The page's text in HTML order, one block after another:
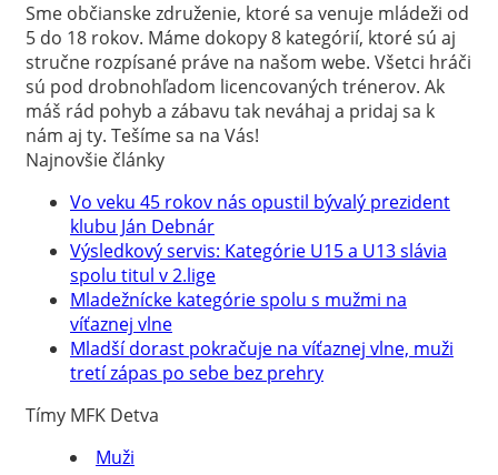
Sme občianske združenie, ktoré sa venuje mládeži od
5 do 18 rokov. Máme dokopy 8 kategórií, ktoré sú aj
stručne rozpísané práve na našom webe. Všetci hráči
sú pod drobnohľadom licencovaných trénerov. Ak
máš rád pohyb a zábavu tak neváhaj a pridaj sa k
nám aj ty. Tešíme sa na Vás!
Najnovšie články
Vo veku 45 rokov nás opustil bývalý prezident
klubu Ján Debnár
Výsledkový servis: Kategórie U15 a U13 slávia
spolu titul v 2.lige
Mladežnícke kategórie spolu s mužmi na
víťaznej vlne
Mladší dorast pokračuje na víťaznej vlne, muži
tretí zápas po sebe bez prehry
Tímy MFK Detva
Muži